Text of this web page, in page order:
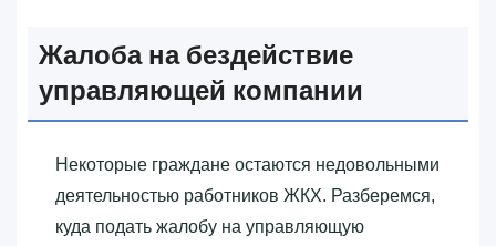
Жалоба на бездействие
управляющей компании
Некоторые граждане остаются недовольными
деятельностью работников ЖКХ. Разберемся,
куда подать жалобу на управляющую